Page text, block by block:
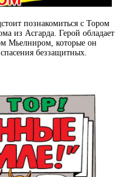
познакомиться с Тором
из Асгарда. Герой обладает
Мьелниром, которые он
беззащитных.